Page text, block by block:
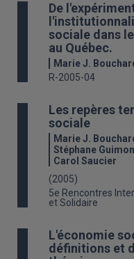
De
sociale dans
au Québec.
Marie J.
R-2005-04
Les repères
sociale
Marie J.
Stéphane
Carol Saucier
(2005)
5e Rencontres
et Solidaire
L'économie
définitions et